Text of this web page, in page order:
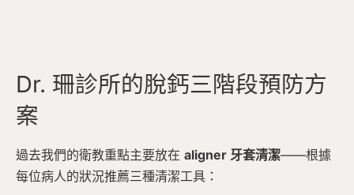
Dr. 珊診所的脫鈣三階段預防方
案
過去我們的衛教重點主要放在 aligner 牙套清潔——根據
每位病人的狀況推薦三種清潔工具：